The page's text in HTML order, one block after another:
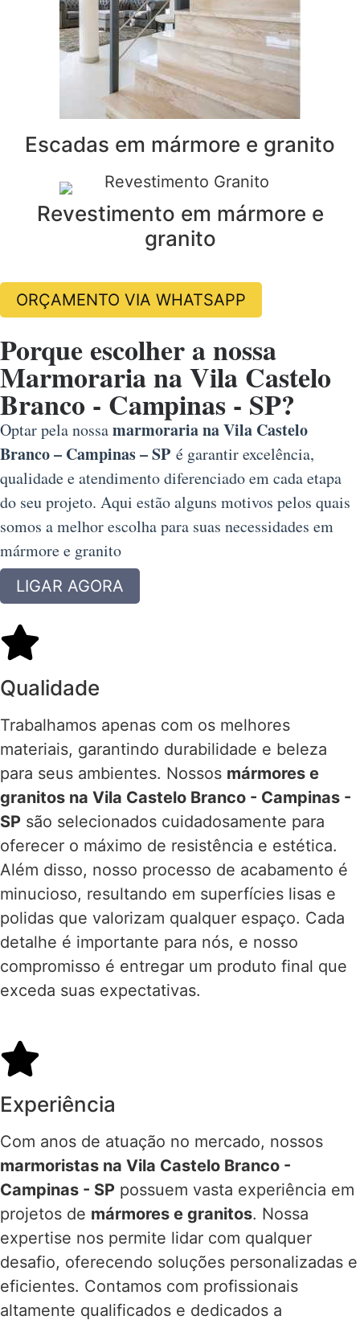
Escadas em mármore e granito
Revestimento em mármore e
granito
ORÇAMENTO VIA WHATSAPP
Porque escolher a nossa
Marmoraria na Vila Castelo
Branco - Campinas - SP?
Optar pela nossamarmoraria na Vila Castelo
Branco – Campinas – SP é garantir excelência,
qualidade e atendimento diferenciado em cada etapa
do seu projeto. Aqui estão alguns motivos pelos quais
somos a melhor escolha para suas necessidades em
mármore e granito
LIGAR AGORA
Qualidade
Trabalhamos apenas com os melhores
materiais, garantindo durabilidade e beleza
para seus ambientes. Nossos mármores e
granitos na Vila Castelo Branco - Campinas -
SP são selecionados cuidadosamente para
oferecer o máximo de resistência e estética.
Além disso, nosso processo de acabamento é
minucioso, resultando em superfícies lisas e
polidas que valorizam qualquer espaço. Cada
detalhe é importante para nós, e nosso
compromisso é entregar um produto final que
exceda suas expectativas.
Experiência
Com anos de atuação no mercado, nossos
marmoristas na Vila Castelo Branco -
Campinas - SP possuem vasta experiência em
projetos de mármores e granitos. Nossa
expertise nos permite lidar com qualquer
desafio, oferecendo soluções personalizadas e
eficientes. Contamos com profissionais
altamente qualificados e dedicados a